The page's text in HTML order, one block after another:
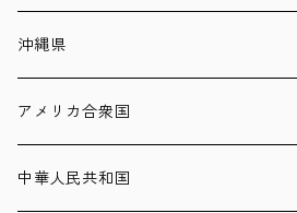
沖縄県
アメリカ合衆国
中華人民共和国